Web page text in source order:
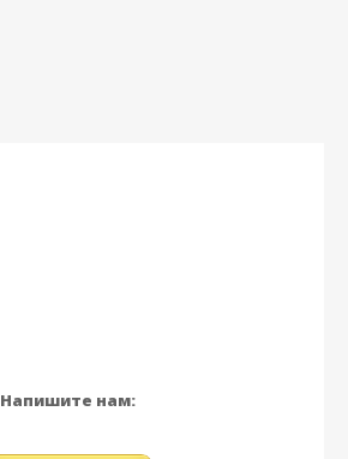
Напишите нам: